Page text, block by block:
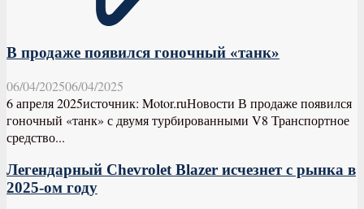
В продаже появился гоночный «танк»
06/04/202506/04/2025
6 апреля 2025источник: Motor.ruНовости В продаже появился
гоночный «танк» с двумя турбированными V8 Транспортное
средство...
Легендарный Chevrolet Blazer исчезнет с рынка в
2025-ом году